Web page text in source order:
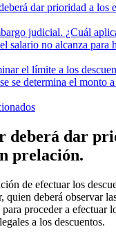
dar prioridad a los
judicial. ¿Cuál
salario no alcanza para
el límite a los
se determina el monto
deberá dar
prelación.
de efectuar los
quien deberá observar
proceder a efectuar
a los descuentos.